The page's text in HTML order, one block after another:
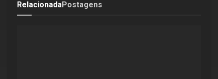
RelacionadaPostagens